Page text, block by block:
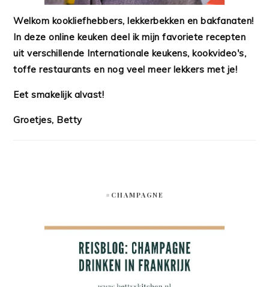
Welkom kookliefhebbers, lekkerbekken en bakfanaten!
In deze online keuken deel ik mijn favoriete recepten
uit verschillende Internationale keukens, kookvideo's,
toffe restaurants en nog veel meer lekkers met je!
Eet smakelijk alvast!
Groetjes, Betty
#CHAMPAGNE